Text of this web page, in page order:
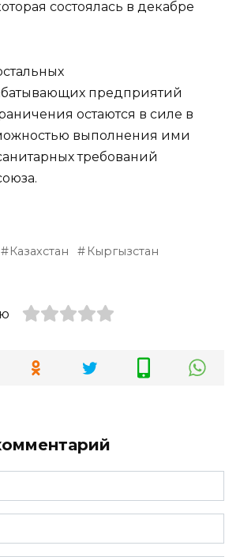
состоялась в декабре
предприятий
остаются в силе в
выполнения ими
требований
Казахстан
Кыргызстан